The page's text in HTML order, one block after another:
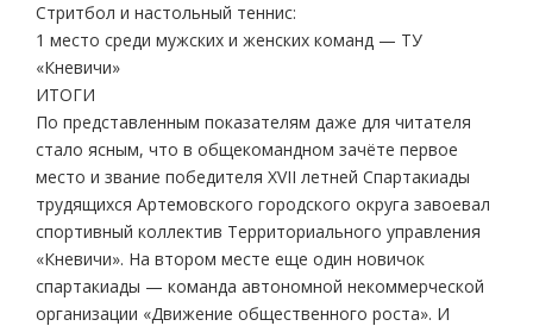
Стритбол и настольный теннис:
1 место среди мужских и женских команд — ТУ
«Кневичи»
ИТОГИ
По представленным показателям даже для читателя
стало ясным, что в общекомандном зачёте первое
место и звание победителя XVII летней Спартакиады
трудящихся Артемовского городского округа завоевал
спортивный коллектив Территориального управления
«Кневичи». На втором месте еще один новичок
спартакиады — команда автономной некоммерческой
организации «Движение общественного роста». И